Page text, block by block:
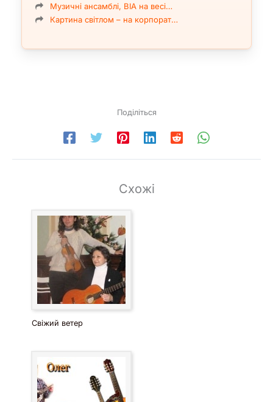
Музичні ансамблі, ВІА на весі…
Картина світлом – на корпорат…
Поділіться
Схожі
Свіжий ветер